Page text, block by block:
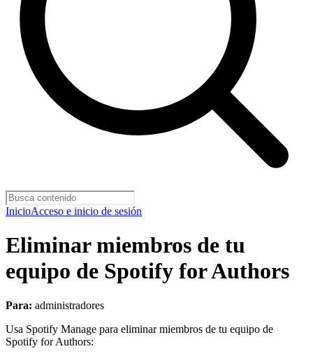
InicioAcceso e inicio de sesión
Eliminar miembros de tu
equipo de Spotify for Authors
Para: administradores
Usa Spotify Manage para eliminar miembros de tu equipo de
Spotify for Authors: